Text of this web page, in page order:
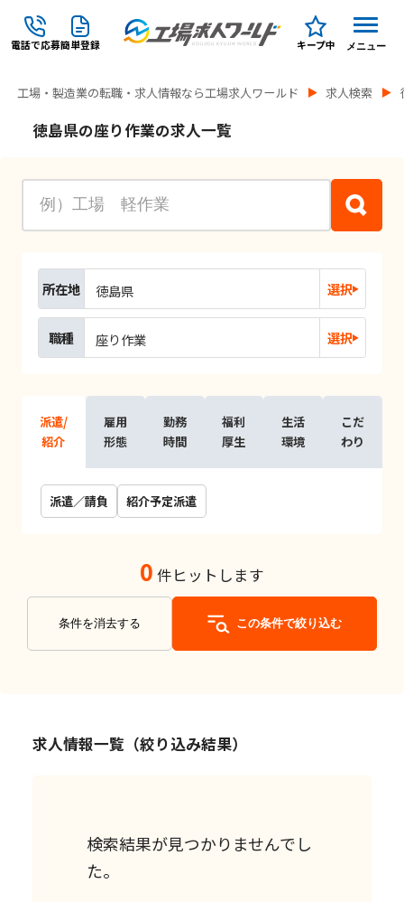
電話で応募簡単登録 キープ中 メニュー
工場・製造業の転職・求人情報なら工場求人ワールド 求人検索
徳島県の座り作業の求人一覧
所在地 徳島県 選択
職種 座り作業 選択
派遣/
紹介
雇用
形態
勤務
時間
福利
厚生
生活
環境
こだ
わり
派遣／請負 紹介予定派遣
0 件ヒットします
条件を消去する この条件で絞り込む
求人情報一覧（絞り込み結果）
検索結果が見つかりませんでし
た。